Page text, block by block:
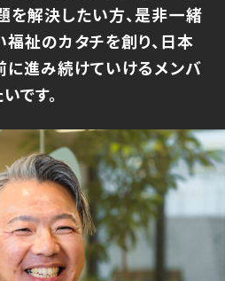
解決したい方、是非一緒
福祉のカタチを創り、日本
進み続けていけるメンバ
です。